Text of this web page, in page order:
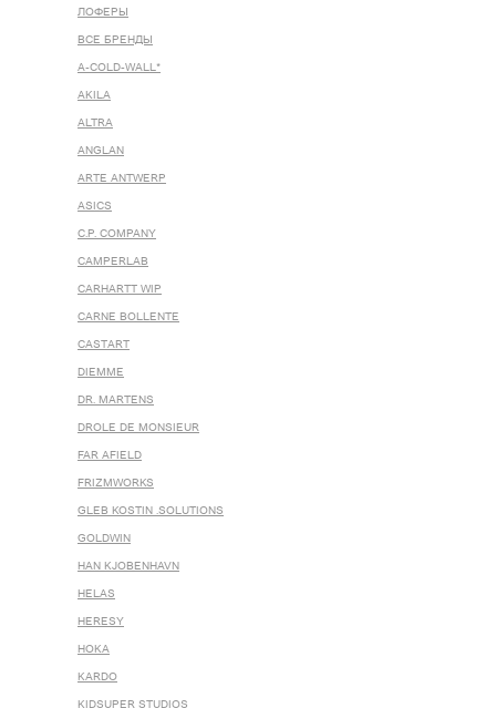
ЛОФЕРЫ
ВСЕ БРЕНДЫ
A-COLD-WALL*
AKILA
ALTRA
ANGLAN
ARTE ANTWERP
ASICS
C.P. COMPANY
CAMPERLAB
CARHARTT WIP
CARNE BOLLENTE
CASTART
DIEMME
DR. MARTENS
DROLE DE MONSIEUR
FAR AFIELD
FRIZMWORKS
GLEB KOSTIN .SOLUTIONS
GOLDWIN
HAN KJOBENHAVN
HELAS
HERESY
HOKA
KARDO
KIDSUPER STUDIOS